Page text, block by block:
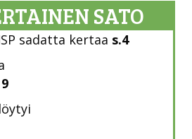
SATO
sadatta kertaa s.4